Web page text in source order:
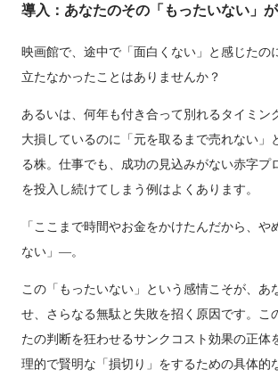
導入：あなたのその「もったいない」
映画館で、途中で「面白くない」と感じたの
立たなかったことはありませんか？
あるいは、何年も付き合って別れるタイミン
大損しているのに「元を取るまで売れない」
る株。仕事でも、成功の見込みがない赤字プ
を投入し続けてしまう例はよくあります。
「ここまで時間やお金をかけたんだから、や
ない」―。
この「もったいない」という感情こそが、あ
せ、さらなる無駄と失敗を招く原因です。こ
たの判断を狂わせるサンクコスト効果の正体
理的で賢明な「損切り」をするための具体的